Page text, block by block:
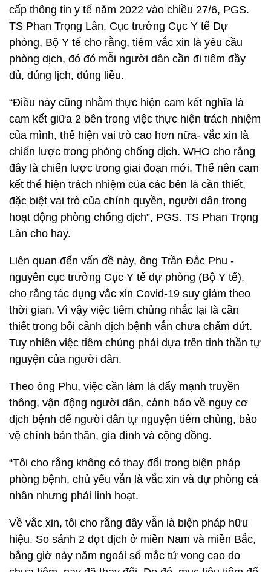
cấp thông tin y tế năm 2022 vào chiều 27/6, PGS.
TS Phan Trọng Lân, Cục trưởng Cục Y tế Dự
phòng, Bộ Y tế cho rằng, tiêm vắc xin là yêu cầu
phòng dịch, đó đó mỗi người dân cần đi tiêm đầy
đủ, đúng lịch, đúng liều.
“Điều này cũng nhằm thực hiện cam kết nghĩa là
cam kết giữa 2 bên trong việc thực hiện trách nhiệm
của mình, thể hiện vai trò cao hơn nữa- vắc xin là
chiến lược trong phòng chống dịch. WHO cho rằng
đây là chiến lược trong giai đoạn mới. Thế nên cam
kết thể hiện trách nhiệm của các bên là cần thiết,
đặc biệt vai trò của chính quyền, người dân trong
hoạt động phòng chống dịch”, PGS. TS Phan Trọng
Lân cho hay.
Liên quan đến vấn đề này, ông Trần Đắc Phu -
nguyên cục trưởng Cục Y tế dự phòng (Bộ Y tế),
cho rằng tác dụng vắc xin Covid-19 suy giảm theo
thời gian. Vì vậy việc tiêm chủng nhắc lại là cần
thiết trong bối cảnh dịch bệnh vẫn chưa chấm dứt.
Tuy nhiên việc tiêm chủng phải dựa trên tinh thần tự
nguyện của người dân.
Theo ông Phu, việc cần làm là đẩy mạnh truyền
thông, vận động người dân, cảnh báo về nguy cơ
dịch bệnh để người dân tự nguyện tiêm chủng, bảo
vệ chính bản thân, gia đình và cộng đồng.
“Tôi cho rằng không có thay đổi trong biện pháp
phòng bệnh, chủ yếu vẫn là vắc xin và dự phòng cá
nhân nhưng phải linh hoạt.
Về vắc xin, tôi cho rằng đây vẫn là biện pháp hữu
hiệu. So sánh 2 đợt dịch ở miền Nam và miền Bắc,
bằng giờ này năm ngoái số mắc tử vong cao do